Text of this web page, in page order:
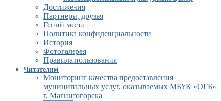
Достижения
Партнеры, друзья
Гений места
Политика конфиденциальности
История
Фотогалерея
Правила пользования
Читателям
Мониторинг качества предоставления
муниципальных услуг, оказываемых МБУК «ОГБ»
г. Магнитогорска